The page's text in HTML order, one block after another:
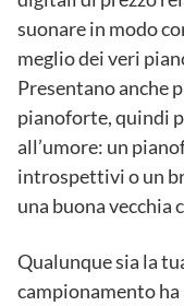
suonare in modo
meglio dei veri
Presentano anche
pianoforte, quindi
all’umore: un
introspettivi o un
una buona vecchia
Qualunque sia la
campionamento